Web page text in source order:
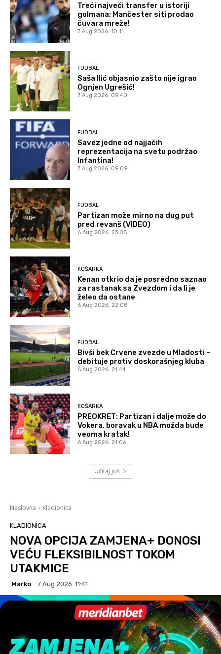
Treći najveći transfer u istoriji
golmana: Mančester siti prodao
čuvara mreže!
7 Aug 2026. 10:11
FUDBAL
Saša Ilić objasnio zašto nije igrao
Ognjen Ugrešić!
7 Aug 2026. 09:40
FUDBAL
Savez jedne od najjačih
reprezentacija na svetu podržao
Infantina!
7 Aug 2026. 09:09
FUDBAL
Partizan može mirno na dug put
pred revanš (VIDEO)
6 Aug 2026. 23:08
KOŠARKA
Kenan otkrio da je posredno saznao
za rastanak sa Zvezdom i da li je
želeo da ostane
6 Aug 2026. 22:08
FUDBAL
Bivši bek Crvene zvezde u Mladosti –
debituje protiv doskorašnjeg kluba
6 Aug 2026. 21:44
KOŠARKA
PREOKRET: Partizan i dalje može do
Vokera, boravak u NBA možda bude
veoma kratak!
6 Aug 2026. 21:06
Učitaj još